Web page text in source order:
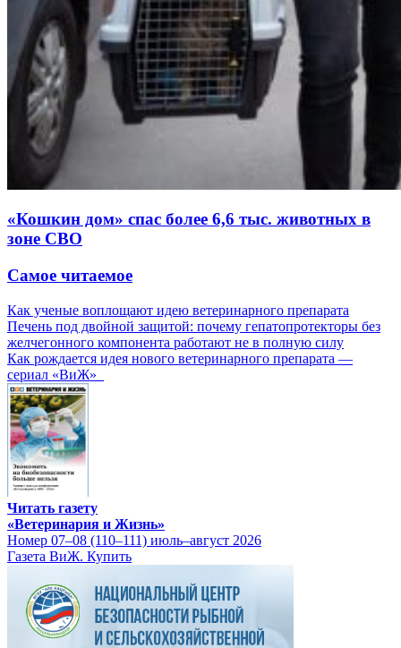
«Кошкин дом» спас более 6,6 тыс. животных в
зоне СВО
Самое читаемое
Как ученые воплощают идею ветеринарного препарата
Печень под двойной защитой: почему гепатопротекторы без
желчегонного компонента работают не в полную силу
Как рождается идея нового ветеринарного препарата —
сериал «ВиЖ»
Читать газету
«Ветеринария и Жизнь»
Номер 07–08 (110–111) июль–август 2026
Газета ВиЖ. Купить